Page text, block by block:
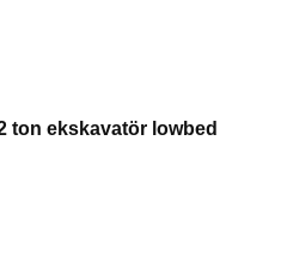
ton ekskavatör lowbed